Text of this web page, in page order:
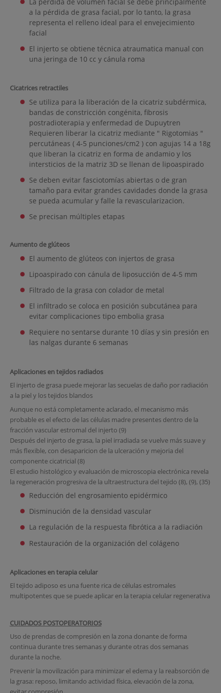
a la pérdida de grasa facial, por lo tanto, la grasa
representa el relleno ideal para el envejecimiento
facial
El injerto se obtiene técnica atraumatica manual con
una jeringa de 10 cc y cánula roma
Cicatrices retractiles
Se utiliza para la liberación de la cicatriz subdérmica,
bandas de constricción congénita, fibrosis
postradioterapia y enfermedad de Dupuytren
Requieren liberar la cicatriz mediante " Rigotomias "
percutáneas ( 4-5 punciones/cm2 ) con agujas 14 a 18g
que liberan la cicatriz en forma de andamio y los
intersticios de la matriz 3D se llenan de lipoaspirado
Se deben evitar fasciotomías abiertas o de gran
tamaño para evitar grandes cavidades donde la grasa
se ​​pueda acumular y falle la revascularizacion.
Se precisan múltiples etapas
Aumento de glúteos
El aumento de glúteos con injertos de grasa
Lipoaspirado con cánula de liposucción de 4-5 mm
Filtrado de la grasa con colador de metal
El infiltrado se coloca en posición subcutánea para
evitar complicaciones tipo embolia grasa
Requiere no sentarse durante 10 días y sin presión en
las nalgas durante 6 semanas
Aplicaciones en tejidos radiados
El injerto de grasa puede mejorar las secuelas de daño por radiación
a la piel y los tejidos blandos
Aunque no está completamente aclarado, el mecanismo más
probable es el efecto de las células madre presentes dentro de la
fracción vascular estromal del injerto (9)
Después del injerto de grasa, la piel irradiada se vuelve más suave y
más flexible, con desaparicion de la ulceración y mejoria del
componente cicatricial (8)
El estudio histológico y evaluación de microscopia electrónica revela
la regeneración progresiva de la ultraestructura del tejido (8), (9), (35)
Reducción del engrosamiento epidérmico
Disminución de la densidad vascular
La regulación de la respuesta fibrótica a la radiación
Restauración de la organización del colágeno
Aplicaciones en terapia celular
El tejido adiposo es una fuente rica de células estromales
multipotentes que se puede aplicar en la terapia celular regenerativa
CUIDADOS POSTOPERATORIOS
Uso de prendas de compresión en la zona donante de forma
continua durante tres semanas y durante otras dos semanas
durante la noche.
Prevenir la movilización para minimizar el edema y la reabsorción de
la grasa: reposo, limitando actividad física, elevación de la zona,